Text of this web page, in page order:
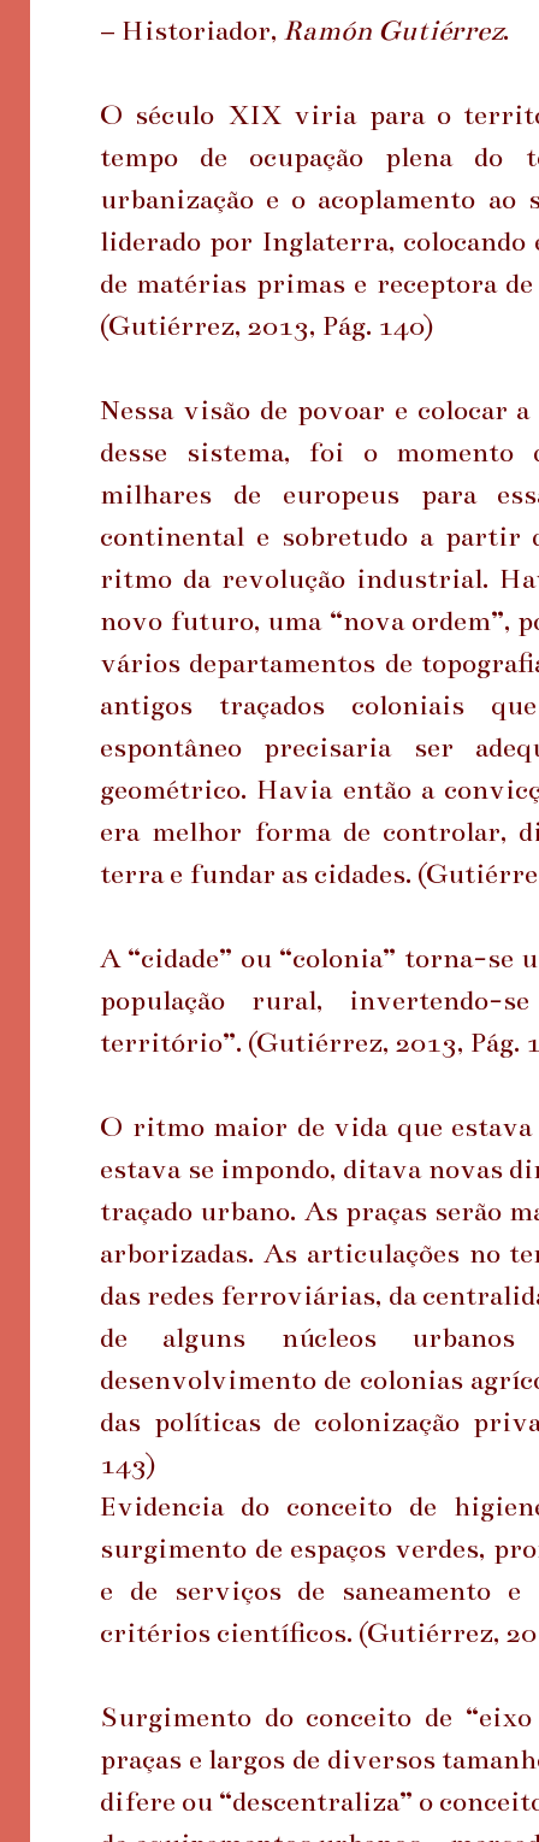
– Historiador, Ramón Gutiérrez.
O século XIX viria para o
tempo de ocupação plena do
urbanização e o acoplamento ao
liderado por Inglaterra,
de matérias primas e receptora
(Gutiérrez, 2013, Pág. 140)
Nessa visão de povoar e colocar
desse sistema, foi o momento
milhares de europeus para
continental e sobretudo a partir
ritmo da revolução industrial.
novo futuro, uma “nova ordem”,
vários departamentos de
antigos traçados coloniais
espontâneo precisaria ser
geométrico. Havia então a
era melhor forma de controlar,
terra e fundar as cidades.
A “cidade” ou “colonia” torna-se
população rural, invertendo-
território”. (Gutiérrez, 2013, Pág.
O ritmo maior de vida que estava
estava se impondo, ditava novas
traçado urbano. As praças serão
arborizadas. As articulações no
das redes ferroviárias, da
de alguns núcleos
desenvolvimento de colonias
das políticas de colonização
143)
Evidencia do conceito de
surgimento de espaços verdes,
e de serviços de saneamento e
critérios científicos. (Gutiérrez,
Surgimento do conceito de
praças e largos de diversos
difere ou “descentraliza” o